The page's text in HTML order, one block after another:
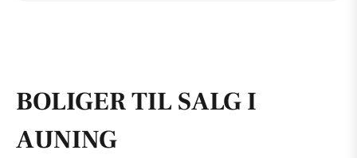
BOLIGER TIL SALG I
AUNING